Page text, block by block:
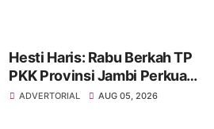
Hesti Haris: Rabu Berkah TP
PKK Provinsi Jambi Perkuat
Literasi Keuangan dan
ADVERTORIAL AUG 05, 2026